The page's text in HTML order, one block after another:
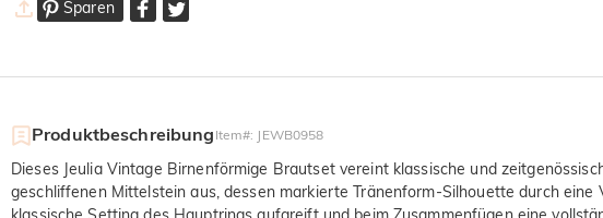
Sparen
Produktbeschreibung Item#: JEWB0958
Dieses Jeulia Vintage Birnenförmige Brautset vereint klassische und
geschliffenen Mittelstein aus, dessen markierte Tränenform-Silhouette durch